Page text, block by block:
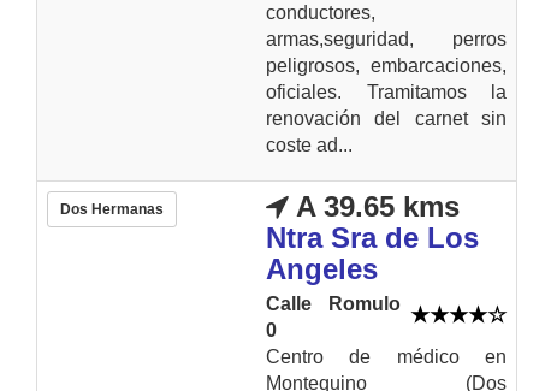
conductores,
armas,seguridad, perros
peligrosos, embarcaciones,
oficiales. Tramitamos la
renovación del carnet sin
coste ad...
Dos Hermanas
A 39.65 kms
Ntra Sra de Los
Angeles
Calle Romulo
0
Centro de médico en
Montequino (Dos